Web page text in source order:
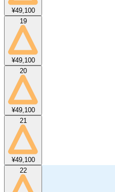
¥49,100
19
¥49,100
20
¥49,100
21
¥49,100
22